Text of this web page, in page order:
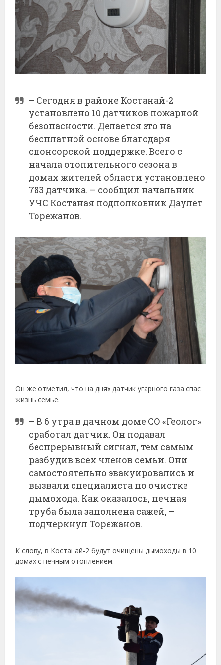
– Сегодня в районе Костанай-2
установлено 10 датчиков пожарной
безопасности. Делается это на
бесплатной основе благодаря
спонсорской поддержке. Всего с
начала отопительного сезона в
домах жителей области установлено
783 датчика. – сообщил начальник
УЧС Костаная подполковник Даулет
Торежанов.
Он же отметил, что на днях датчик угарного газа спас
жизнь семье.
– В 6 утра в дачном доме СО «Геолог»
сработал датчик. Он подавал
беспрерывный сигнал, тем самым
разбудив всех членов семьи. Они
самостоятельно эвакуировались и
вызвали специалиста по очистке
дымохода. Как оказалось, печная
труба была заполнена сажей, –
подчеркнул Торежанов.
К слову, в Костанай-2 будут очищены дымоходы в 10
домах с печным отоплением.